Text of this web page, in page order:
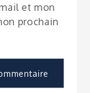
et mon
prochain